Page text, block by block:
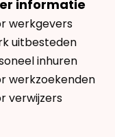
informatie
werkgevers
uitbesteden
inhuren
werkzoekenden
verwijzers